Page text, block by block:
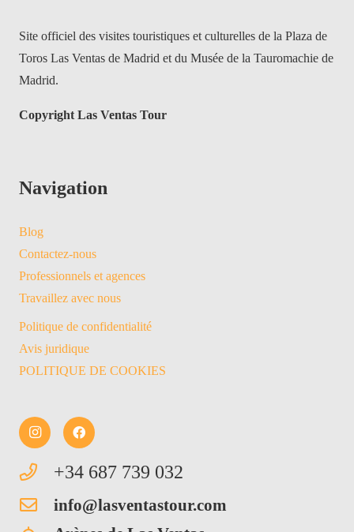
Site officiel des visites touristiques et culturelles de la Plaza de
Toros Las Ventas de Madrid et du Musée de la Tauromachie de
Madrid.
Copyright Las Ventas Tour
Navigation
Blog
Contactez-nous
Professionnels et agences
Travaillez avec nous
Politique de confidentialité
Avis juridique
POLITIQUE DE COOKIES
+34 687 739 032
info@lasventastour.com